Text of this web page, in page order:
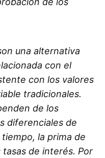
una alternativa
con el
con los valores
tradicionales.
de los
diferenciales de
la prima de
de interés. Por